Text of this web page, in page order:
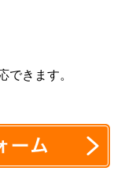
きます。